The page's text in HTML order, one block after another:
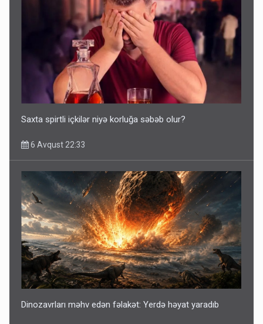
Saxta spirtli içkilər niyə korluğa səbəb olur?
6 Avqust 22:33
Dinozavrları məhv edən fəlakət: Yerdə həyat yaradıb